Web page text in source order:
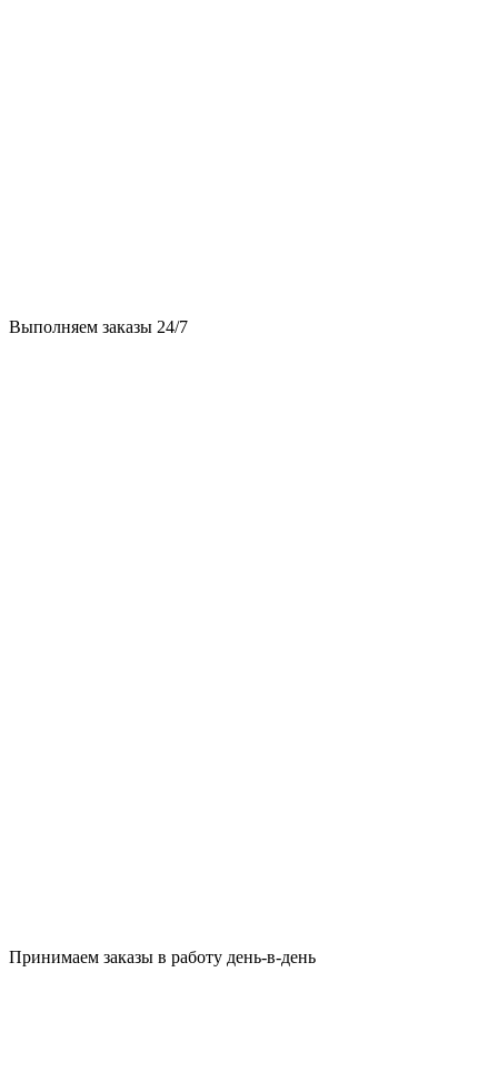
Выполняем заказы 24/7
Принимаем заказы в работу день-в-день